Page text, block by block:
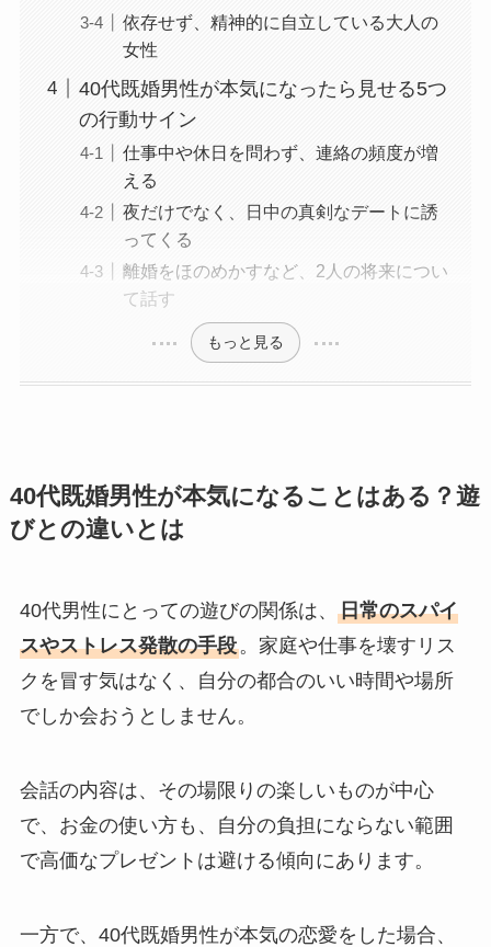
依存せず、精神的に自立している大人の
女性
40代既婚男性が本気になったら見せる5つ
の行動サイン
仕事中や休日を問わず、連絡の頻度が増
える
夜だけでなく、日中の真剣なデートに誘
ってくる
離婚をほのめかすなど、2人の将来につい
て話す
もっと見る
40代既婚男性が本気になることはある？遊
びとの違いとは
40代男性にとっての遊びの関係は、 日常のスパイ
スやストレス発散の手段。家庭や仕事を壊すリス
クを冒す気はなく、自分の都合のいい時間や場所
でしか会おうとしません。
会話の内容は、その場限りの楽しいものが中心
で、お金の使い方も、自分の負担にならない範囲
で高価なプレゼントは避ける傾向にあります。
一方で、40代既婚男性が本気の恋愛をした場合、